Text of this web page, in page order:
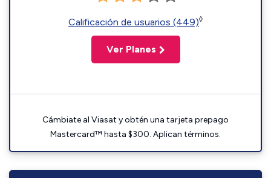
Calificación de usuarios (449)◊
Ver Planes
Cámbiate al Viasat y obtén una tarjeta prepago
Mastercard™ hasta $300. Aplican términos.